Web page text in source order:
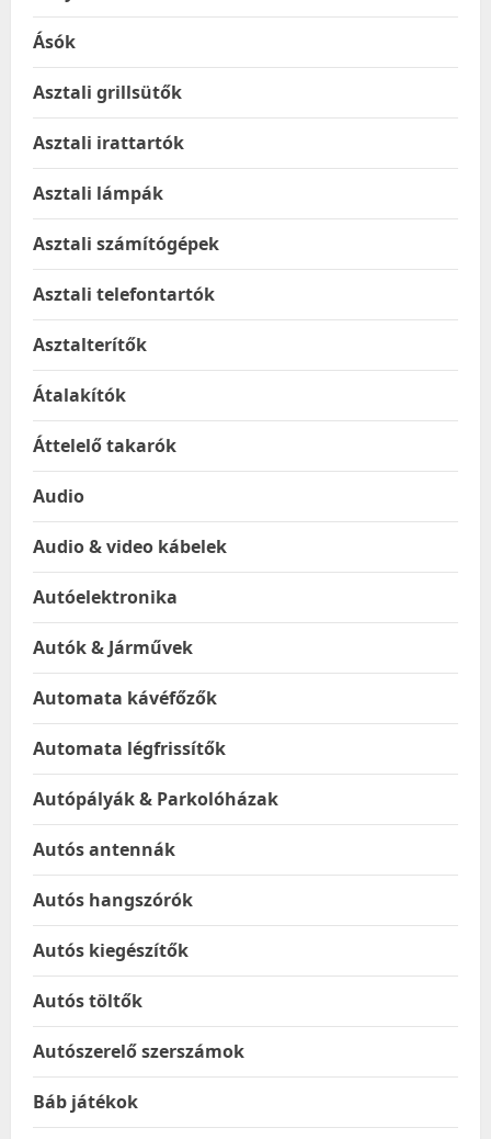
Ásók
Asztali grillsütők
Asztali irattartók
Asztali lámpák
Asztali számítógépek
Asztali telefontartók
Asztalterítők
Átalakítók
Áttelelő takarók
Audio
Audio & video kábelek
Autóelektronika
Autók & Járművek
Automata kávéfőzők
Automata légfrissítők
Autópályák & Parkolóházak
Autós antennák
Autós hangszórók
Autós kiegészítők
Autós töltők
Autószerelő szerszámok
Báb játékok